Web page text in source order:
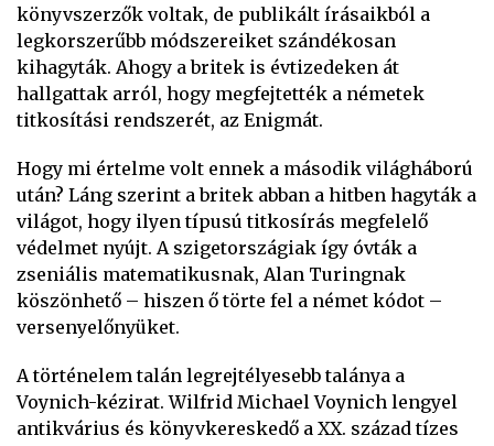
könyvszerzők voltak, de publikált írásaikból a
legkorszerűbb módszereiket szándékosan
kihagyták. Ahogy a britek is évtizedeken át
hallgattak arról, hogy megfejtették a németek
titkosítási rendszerét, az Enigmát.
Hogy mi értelme volt ennek a második világháború
után? Láng szerint a britek abban a hitben hagyták a
világot, hogy ilyen típusú titkosírás megfelelő
védelmet nyújt. A szigetországiak így óvták a
zseniális matematikusnak, Alan Turingnak
köszönhető – hiszen ő törte fel a német kódot –
versenyelőnyüket.
A történelem talán legrejtélyesebb talánya a
Voynich-kézirat. Wilfrid Michael Voynich lengyel
antikvárius és könyvkereskedő a XX. század tízes